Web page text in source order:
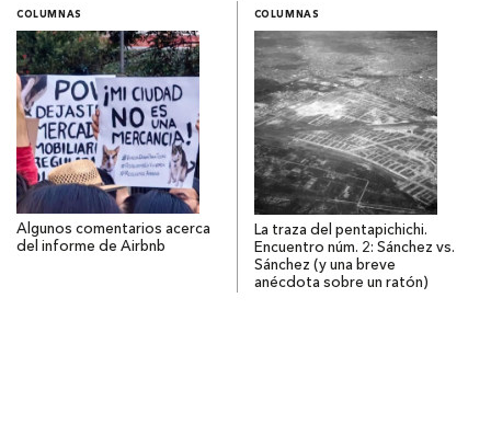
COLUMNAS
Algunos comentarios acerca
del informe de Airbnb
COLUMNAS
La traza del pentapichichi.
Encuentro núm. 2: Sánchez vs.
Sánchez (y una breve
anécdota sobre un ratón)